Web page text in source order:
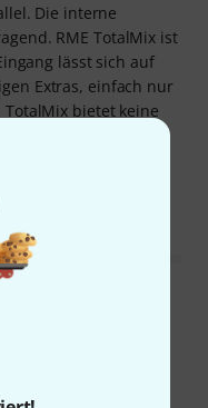
Die interne
RME TotalMix ist
lässt sich auf
Extras, einfach nur
bietet keine
beiden Karten zu
lesen